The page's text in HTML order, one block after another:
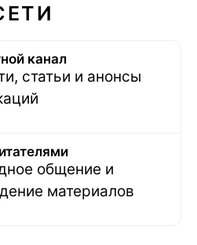
канал
статьи и анонсы
общение и
материалов